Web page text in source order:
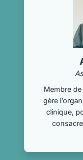
Membre
gère
clinique,